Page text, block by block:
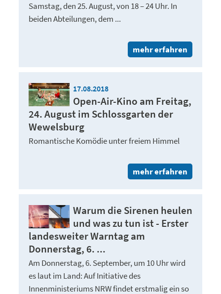
Samstag, den 25. August, von 18 – 24 Uhr. In
beiden Abteilungen, dem ...
mehr erfahren
17.08.2018
Open-Air-Kino am Freitag,
24. August im Schlossgarten der
Wewelsburg
Romantische Komödie unter freiem Himmel
mehr erfahren
Warum die Sirenen heulen
und was zu tun ist - Erster
landesweiter Warntag am
Donnerstag, 6. ...
Am Donnerstag, 6. September, um 10 Uhr wird
es laut im Land: Auf Initiative des
Innenministeriums NRW findet erstmalig ein so